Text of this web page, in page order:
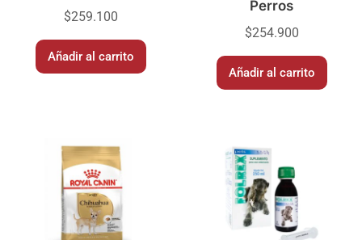
$259.100
Añadir al carrito
Perros
$254.900
Añadir al carrito